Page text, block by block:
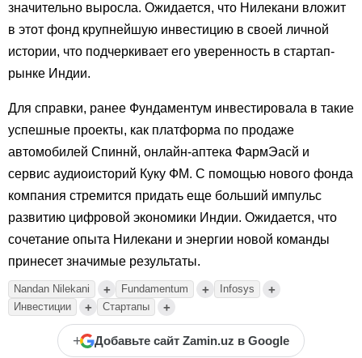
значительно выросла. Ожидается, что Нилекани вложит
в этот фонд крупнейшую инвестицию в своей личной
истории, что подчеркивает его уверенность в стартап-
рынке Индии.
Для справки, ранее Фундаментум инвестировала в такие
успешные проекты, как платформа по продаже
автомобилей Спиннй, онлайн-аптека ФармЭасй и
сервис аудиоисторий Куку ФМ. С помощью нового фонда
компания стремится придать еще больший импульс
развитию цифровой экономики Индии. Ожидается, что
сочетание опыта Нилекани и энергии новой команды
принесет значимые результаты.
Nandan Nilekani + Fundamentum + Infosys +
Инвестиции + Стартапы +
+ Добавьте сайт Zamin.uz в Google